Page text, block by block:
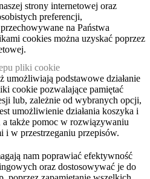
strony internetowej oraz
preferencji,
na Państwa
cookies można uzyskać poprzez
pliki cookie
umożliwiają podstawowe działanie
cookie pozwalające pamiętać
lub, zależnie od wybranych opcji,
umożliwienie działania koszyka i
także pomoc w rozwiązywaniu
i w przestrzeganiu przepisów.
nam poprawiać efektywność
oraz dostosowywać je do